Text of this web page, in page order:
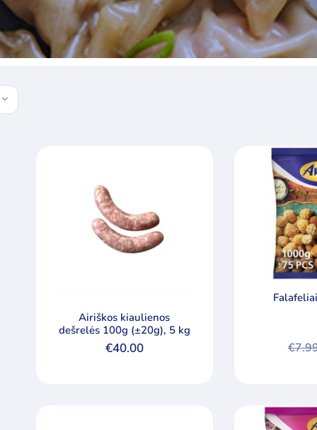
Airiškos kiaulienos
dešrelės 100g (±20g), 5 kg
€40.00 €